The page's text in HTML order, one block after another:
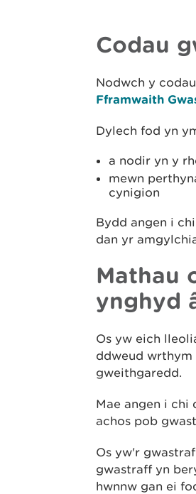
Codau
Nodwch y codau
Fframwaith
Dylech fod yn
a nodir yn y
mewn
cynigion
Bydd angen i
dan yr
Mathau
ynghyd
Os yw eich
ddweud wrthym
gweithgaredd.
Mae angen i chi
achos pob
Os yw'r
gwastraff yn
hwnnw gan ei